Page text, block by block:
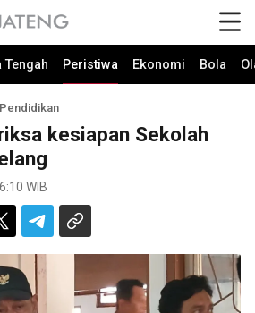
Tengah Peristiwa Ekonomi Bola
Pendidikan
kesiapan Sekolah
WIB